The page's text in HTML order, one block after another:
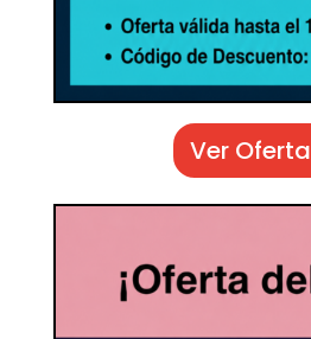
Ver Oferta